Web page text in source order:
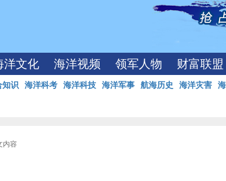
洋文化 海洋视频 领军人物 财富联盟
知识 海洋科考 海洋科技 海洋军事 航海历史 海洋灾害
内容